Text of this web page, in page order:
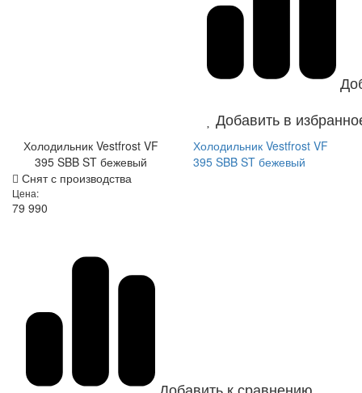
Добавить в
Холодильник Vestfrost VF
395 SBB ST бежевый
Холодильник Vestfrost VF
395 SBB ST бежевый
Снят с производства
Цена:
79 990